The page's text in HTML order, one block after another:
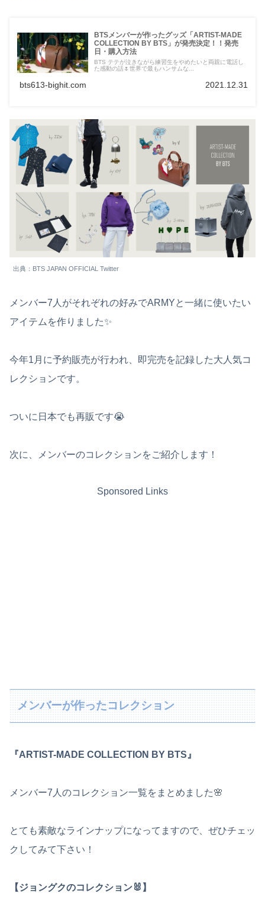
BTSメンバーが作ったグッズ「ARTIST-MADE
COLLECTION BY BTS」が発売決定！！発売
日・購入方法
BTS テテが泣きながら練習生をやめたいと両親に電話し
た感動の話🌷世界で最もハンサムな...
bts613-bighit.com 2021.12.31
出典：BTS JAPAN OFFICIAL Twitter
メンバー7人がそれぞれの好みでARMYと一緒に使いたい
アイテムを作りました✨
今年1月に予約販売が行われ、即完売を記録した大人気コ
レクションです。
ついに日本でも再販です😭
次に、メンバーのコレクションをご紹介します！
Sponsored Links
メンバーが作ったコレクション
『ARTIST-MADE COLLECTION BY BTS』
メンバー7人のコレクション一覧をまとめました🌸
とても素敵なラインナップになってますので、ぜひチェッ
クしてみて下さい！
【ジョングクのコレクション🐰】